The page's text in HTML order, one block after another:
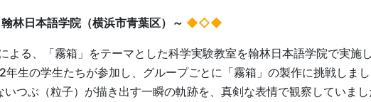
林日本語学院（横浜市青葉区）～ ◆◇◆
よる、「霧箱」をテーマとした科学実験教室を翰林日本語学院で実施し
生の学生たちが参加し、グループごとに「霧箱」の製作に挑戦しま
つぶ（粒子）が描き出す一瞬の軌跡を、真剣な表情で観察していまし